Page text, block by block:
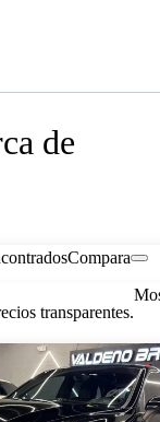
de
Compara
transparentes.